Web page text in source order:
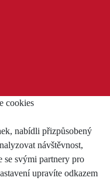
cookies
nabídli přizpůsobený
návštěvnost,
se svými partnery pro
upravíte odkazem